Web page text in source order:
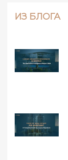
ИЗ БЛОГА